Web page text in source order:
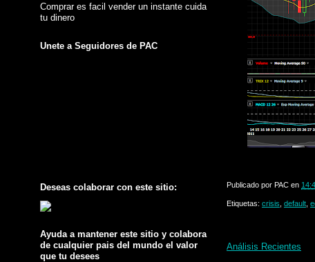
Comprar es facil vender un instante cuida
tu dinero
Unete a Seguidores de PAC
Deseas colaborar con este sitio:
Ayuda a mantener este sitio y colabora
de cualquier pais del mundo el valor
que tu desees
Publicado por PAC en
Etiquetas: crisis default
Análisis Recientes